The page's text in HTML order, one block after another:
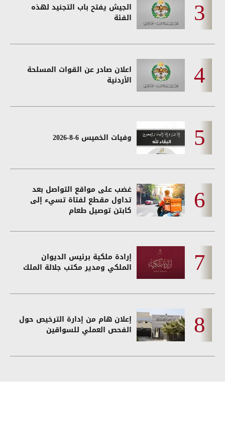
الجيش يفتح باب التجنيد لهذه
الفئة
اعلان صادر عن القوات المسلحة
الأردنية
وفيات الخميس 6-8-2026
غضب على مواقع التواصل بعد
تداول مقطع لفتاة تسيء إلى
كابتن توصيل طعام
إرادة ملكية برئيس الديوان
الملكي ومدير مكتب جلالة الملك
إعلان هام من إدارة الترخيص حول
الفحص العملي للسواقين